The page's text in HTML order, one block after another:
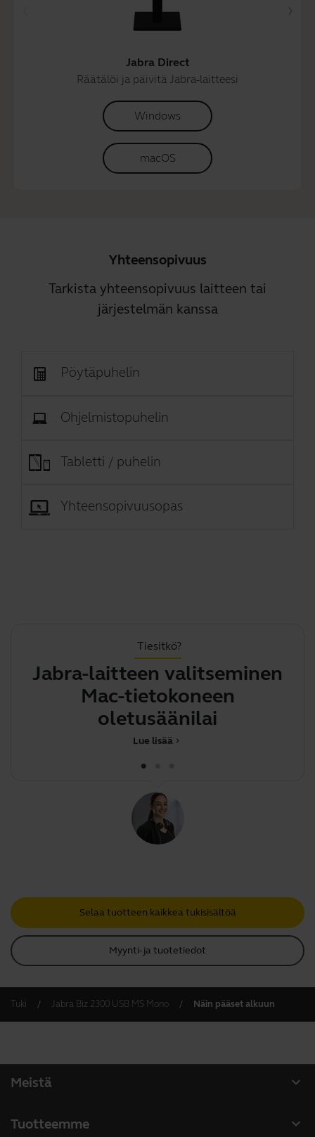
Jabra Direct
Räätälöi ja päivitä Jabra-laitteesi
Windows
macOS
Yhteensopivuus
Tarkista yhteensopivuus laitteen tai
järjestelmän kanssa
Pöytäpuhelin
Ohjelmistopuhelin
Tabletti / puhelin
Yhteensopivuusopas
Tiesitkö?
Jabra-laitteen valitseminen
Mac-tietokoneen
oletusäänilaitteeks
chevron_right
Lue lisää
Selaa tuotteen kaikkea tukisisältöä
Myynti- ja tuotetiedot
Tuki Jabra Biz 2300 USB MS Mono Näin pääset alkuun
expand_more
Meistä
expand_more
Tuotteemme